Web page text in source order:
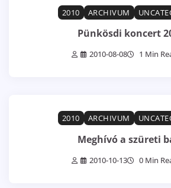
2010 ARCHIVUM
Pünkösdi koncert
2010-08-08 1 Min
2010 ARCHIVUM
Meghívó a szüreti
2010-10-13 0 Min